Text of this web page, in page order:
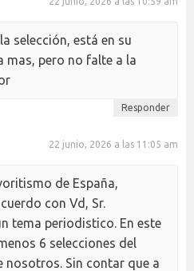
selección, está en su
mas, pero no falte a la
Responder
22 junio, 2026 a las 11:05 am
de España,
con Vd, Sr.
tema periodistico. En este
6 selecciones del
nosotros. Sin contar que a